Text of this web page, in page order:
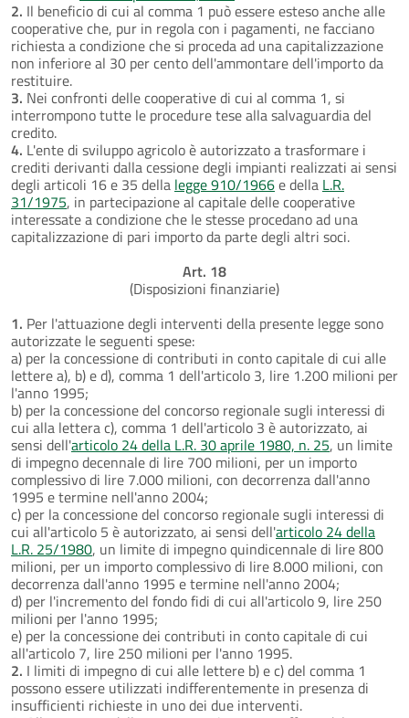
2. Il beneficio di cui al comma 1 può essere esteso anche alle
cooperative che, pur in regola con i pagamenti, ne facciano
richiesta a condizione che si proceda ad una capitalizzazione
non inferiore al 30 per cento dell'ammontare dell'importo da
restituire.
3. Nei confronti delle cooperative di cui al comma 1, si
interrompono tutte le procedure tese alla salvaguardia del
credito.
4. L'ente di sviluppo agricolo è autorizzato a trasformare i
crediti derivanti dalla cessione degli impianti realizzati ai sensi
degli articoli 16 e 35 della legge 910/1966e della L.R.
31/1975, in partecipazione al capitale delle cooperative
interessate a condizione che le stesse procedano ad una
capitalizzazione di pari importo da parte degli altri soci.
Art. 18
(Disposizioni finanziarie)
1. Per l'attuazione degli interventi della presente legge sono
autorizzate le seguenti spese:
a) per la concessione di contributi in conto capitale di cui alle
lettere a), b) e d), comma 1 dell'articolo 3, lire 1.200 milioni per
l'anno 1995;
b) per la concessione del concorso regionale sugli interessi di
cui alla lettera c), comma 1 dell'articolo 3 è autorizzato, ai
sensi dell'articolo 24 della L.R. 30 aprile 1980, n. 25, un limite
di impegno decennale di lire 700 milioni, per un importo
complessivo di lire 7.000 milioni, con decorrenza dall'anno
1995 e termine nell'anno 2004;
c) per la concessione del concorso regionale sugli interessi di
cui all'articolo 5 è autorizzato, ai sensi dell'articolo 24 della
L.R. 25/1980, un limite di impegno quindicennale di lire 800
milioni, per un importo complessivo di lire 8.000 milioni, con
decorrenza dall'anno 1995 e termine nell'anno 2004;
d) per l'incremento del fondo fidi di cui all'articolo 9, lire 250
milioni per l'anno 1995;
e) per la concessione dei contributi in conto capitale di cui
all'articolo 7, lire 250 milioni per l'anno 1995.
2. I limiti di impegno di cui alle lettere b) e c) del comma 1
possono essere utilizzati indifferentemente in presenza di
insufficienti richieste in uno dei due interventi.